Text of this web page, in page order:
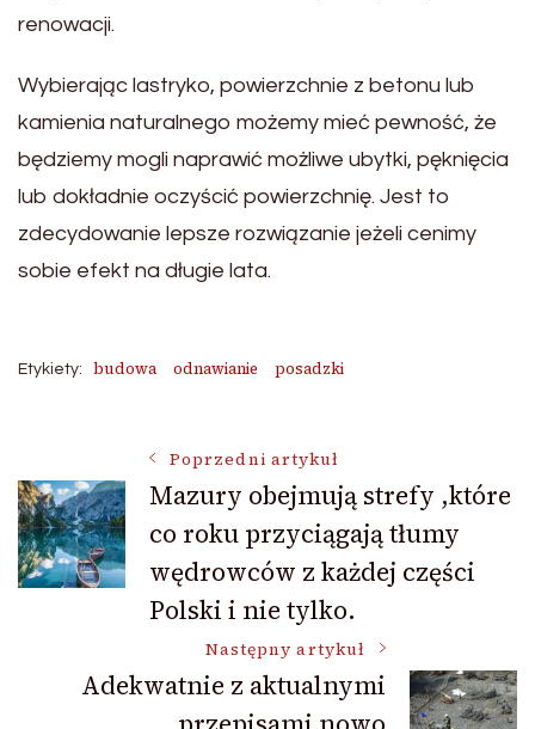
renowacji.
Wybierając lastryko, powierzchnie z betonu lub
kamienia naturalnego możemy mieć pewność, że
będziemy mogli naprawić możliwe ubytki, pęknięcia
lub dokładnie oczyścić powierzchnię. Jest to
zdecydowanie lepsze rozwiązanie jeżeli cenimy
sobie efekt na długie lata.
Etykiety: budowa odnawianie posadzki
Nawigacja
wpisu
Poprzedni artykuł
Mazury obejmują strefy ,które
co roku przyciągają tłumy
wędrowców z każdej części
Polski i nie tylko.
Następny artykuł
Adekwatnie z aktualnymi